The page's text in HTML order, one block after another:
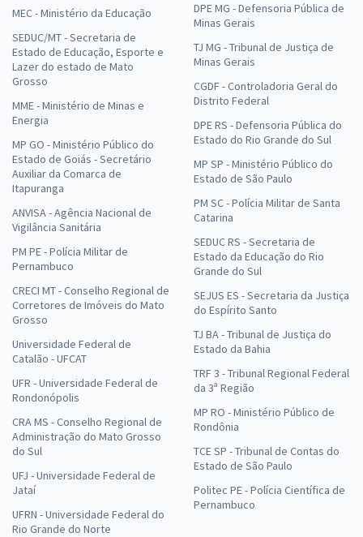
MEC - Ministério da Educação
SEDUC/MT - Secretaria de
Estado de Educação, Esporte e
Lazer do estado de Mato
Grosso
MME - Ministério de Minas e
Energia
MP GO - Ministério Público do
Estado de Goiás - Secretário
Auxiliar da Comarca de
Itapuranga
ANVISA - Agência Nacional de
Vigilância Sanitária
PM PE - Polícia Militar de
Pernambuco
CRECI MT - Conselho Regional de
Corretores de Imóveis do Mato
Grosso
Universidade Federal de
Catalão - UFCAT
UFR - Universidade Federal de
Rondonópolis
CRA MS - Conselho Regional de
Administração do Mato Grosso
do Sul
UFJ - Universidade Federal de
Jataí
UFRN - Universidade Federal do
Rio Grande do Norte
DPE MG - Defensoria Pública de
Minas Gerais
TJ MG - Tribunal de Justiça de
Minas Gerais
CGDF - Controladoria Geral do
Distrito Federal
DPE RS - Defensoria Pública do
Estado do Rio Grande do Sul
MP SP - Ministério Público do
Estado de São Paulo
PM SC - Polícia Militar de Santa
Catarina
SEDUC RS - Secretaria de
Estado da Educação do Rio
Grande do Sul
SEJUS ES - Secretaria da Justiça
do Espírito Santo
TJ BA - Tribunal de Justiça do
Estado da Bahia
TRF 3 - Tribunal Regional Federal
da 3ª Região
MP RO - Ministério Público de
Rondônia
TCE SP - Tribunal de Contas do
Estado de São Paulo
Politec PE - Polícia Científica de
Pernambuco